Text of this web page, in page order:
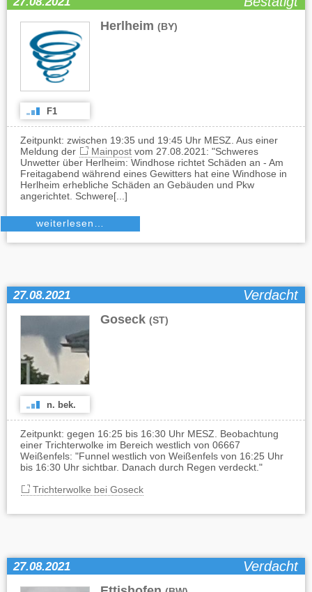
Herlheim (BY)
F1
Zeitpunkt: zwischen 19:35 und 19:45 Uhr MESZ. Aus einer
Meldung der
Mainpostvom 27.08.2021: "Schweres
Unwetter über Herlheim: Windhose richtet Schäden an - Am
Freitagabend während eines Gewitters hat eine Windhose in
Herlheim erhebliche Schäden an Gebäuden und Pkw
angerichtet. Schwere[...]
weiterlesen…
27.08.2021 Verdacht
Goseck (ST)
n. bek.
Zeitpunkt: gegen 16:25 bis 16:30 Uhr MESZ. Beobachtung
einer Trichterwolke im Bereich westlich von 06667
Weißenfels: "Funnel westlich von Weißenfels von 16:25 Uhr
bis 16:30 Uhr sichtbar. Danach durch Regen verdeckt."
Trichterwolke bei Goseck
27.08.2021 Verdacht